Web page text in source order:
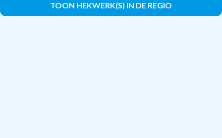
TOON HEKWERK(S) IN DE REGIO